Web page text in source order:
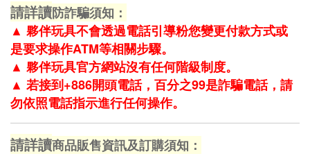
請詳讀防詐騙須知：
▲ 夥伴玩具不會透過電話引導粉您變更付款方式或
是要求操作ATM等相關步驟。
▲ 夥伴玩具官方網站沒有任何階級制度。
▲ 若接到+886開頭電話，百分之99是詐騙電話，請
勿依照電話指示進行任何操作。
請詳讀商品販售資訊及訂購須知：